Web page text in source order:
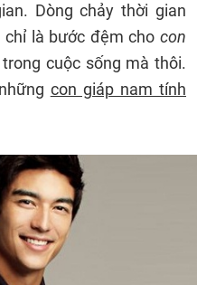
Dòng chảy thời gian
là bước đệm cho con
trong cuộc sống mà thôi.
con giáp nam tính